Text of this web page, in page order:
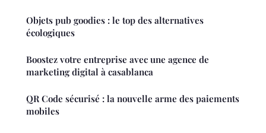
Objets pub goodies : le top des alternatives
écologiques
Boostez votre entreprise avec une agence de
marketing digital à casablanca
QR Code sécurisé : la nouvelle arme des paiements
mobiles